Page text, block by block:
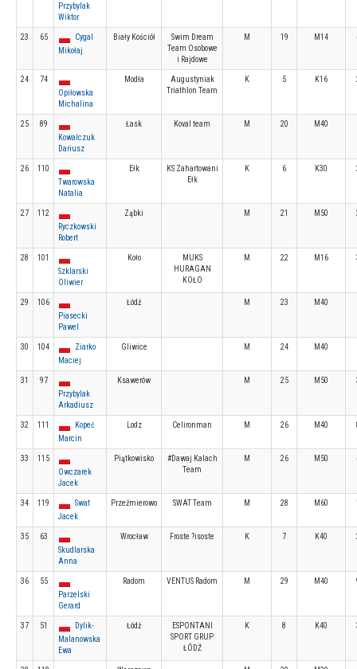
Przybylak
Wiktor
23 65
Cygal
Mikołaj
Biały Kościół
Swim Dream
Team Osobowe
i Rajdowe
M 19 M14
24
74
Opiłowska
Michalina
Modła
Augustyniak
Triathlon Team
K 5 K16
25
89
Kowalczuk
Dariusz
Łask Koval team M 20 M40
26
110
Twarowska
Natalia
Ełk
KS Zahartowani
Ełk
K 6 K30
27
112
Ryczkowski
Robert
Ząbki M 21 M50
28
101
Szklarski
Oliwier
Koło
MUKS
HURAGAN
KOŁO
M 22 M16
29
106
Piasecki
Pawel
Łódź M 23 M40
30 104
Ziarko
Maciej
Gliwice M 24 M40
31
97
Przybylak
Arkadiusz
Ksawerów M 25 M50
32 111
Kopeć
Marcin
Lodz Celironman M 26 M40
33
115
Owczarek
Jacek
Piątkowisko
#Dawaj Kalach
Team
M 26 M50
34 119
Swat
Jacek
Przeźmierowo SWAT Team M 28 M60
35
63
Skudlarska
Anna
Wrocław Froste ?isoste K 7 K40
36
55
Parzelski
Gerard
Radom VENTUS Radom M 29 M40
37 51
Dylik-
Malanowska
Ewa
Łódź
ESPONTANI
SPORT GRUP
ŁÓDŹ
K 8 K40